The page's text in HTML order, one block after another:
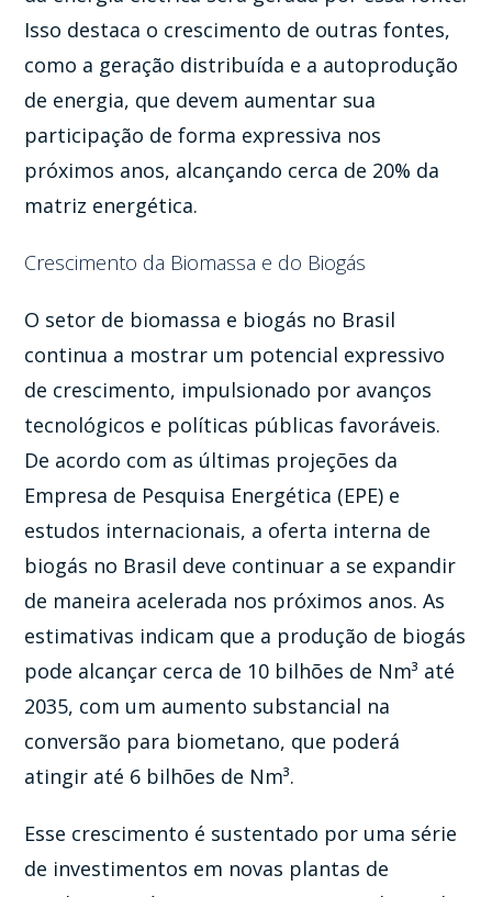
Isso destaca o crescimento de outras fontes,
como a geração distribuída e a autoprodução
de energia, que devem aumentar sua
participação de forma expressiva nos
próximos anos, alcançando cerca de 20% da
matriz energética.
Crescimento da Biomassa e do Biogás
O setor de biomassa e biogás no Brasil
continua a mostrar um potencial expressivo
de crescimento, impulsionado por avanços
tecnológicos e políticas públicas favoráveis.
De acordo com as últimas projeções da
Empresa de Pesquisa Energética (EPE) e
estudos internacionais, a oferta interna de
biogás no Brasil deve continuar a se expandir
de maneira acelerada nos próximos anos. As
estimativas indicam que a produção de biogás
pode alcançar cerca de 10 bilhões de Nm³ até
2035, com um aumento substancial na
conversão para biometano, que poderá
atingir até 6 bilhões de Nm³.
Esse crescimento é sustentado por uma série
de investimentos em novas plantas de